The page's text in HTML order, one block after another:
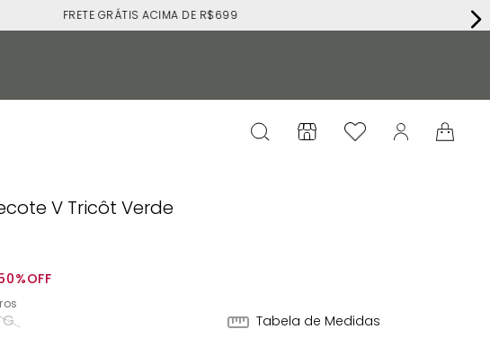
FRETE GRÁTIS ACIMA DE R$699
V Tricôt Verde
OFF
G Tabela de Medidas